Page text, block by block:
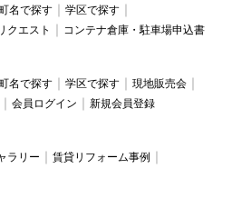
名で探す
学区で探す
クエスト コンテナ倉庫・駐車場申込書
名で探す 学区で探す
現地販売会
会員ログイン 新規会員登録
ラリー
賃貸リフォーム事例